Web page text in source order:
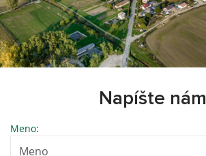
Napíšte nám
Meno: